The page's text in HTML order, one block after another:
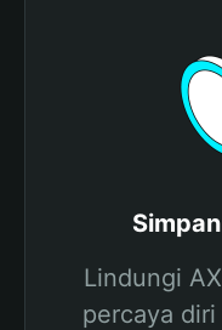
Lindungi
percaya